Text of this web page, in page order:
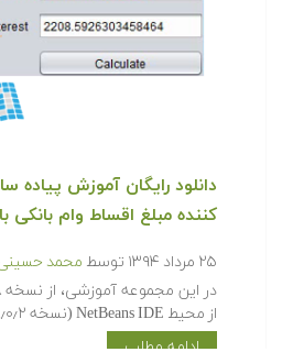
دانلود رایگان آموزش پیاده
کننده مبلغ اقساط وام بانکی
۲۵ مرداد ۱۳۹۴ توسط محمد حسینی
از محیط NetBeans IDE (نسخه ۸٫۰٫۲) برای پیاده…
ادامه مطلب